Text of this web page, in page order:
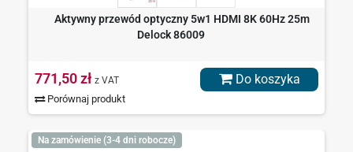
Aktywny przewód optyczny 5w1 HDMI 8K 60Hz 25m
Delock 86009
771,50 zł z VAT
Porównaj produkt
Do koszyka
Na zamówienie (3-4 dni robocze)